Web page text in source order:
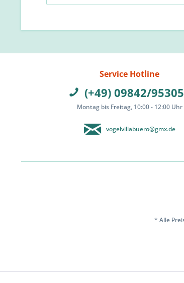
Service Hotline
(+49) 09842/
Montag bis Freitag, 10:00 - 12:00 Uhr
vogelvillabuero@gmx.de
* Alle